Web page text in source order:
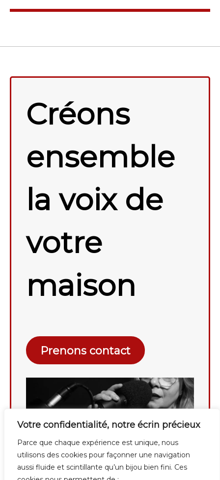
Votre confidentialité, notre écrin précieux
Parce que chaque expérience est unique, nous
utilisons des cookies pour façonner une navigation
aussi fluide et scintillante qu’un bijou bien fini. Ces
Créons
ensemble
la voix de
votre
maison
Prenons contact